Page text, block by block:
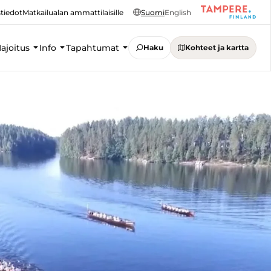
Matkailualan ammattilaisille SuomiEnglish
Info Tapahtumat Haku Kohteet ja kartta